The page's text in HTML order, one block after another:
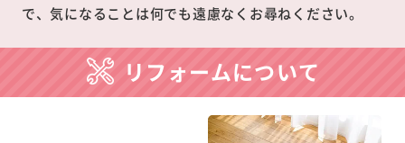
で、気になることは何でも遠慮なくお尋ねください。
リフォームについて